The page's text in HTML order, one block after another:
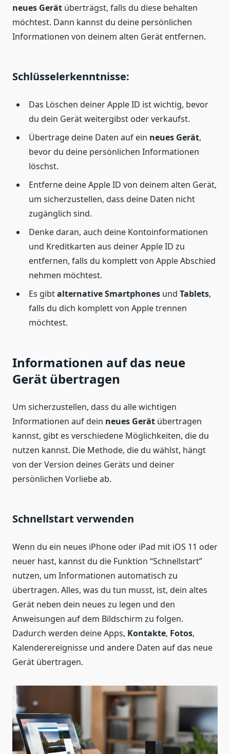
neues Gerät überträgst, falls du diese behalten
möchtest. Dann kannst du deine persönlichen
Informationen von deinem alten Gerät entfernen.
Schlüsselerkenntnisse:
Das Löschen deiner Apple ID ist wichtig, bevor
du dein Gerät weitergibst oder verkaufst.
Übertrage deine Daten auf ein neues Gerät,
bevor du deine persönlichen Informationen
löschst.
Entferne deine Apple ID von deinem alten Gerät,
um sicherzustellen, dass deine Daten nicht
zugänglich sind.
Denke daran, auch deine Kontoinformationen
und Kreditkarten aus deiner Apple ID zu
entfernen, falls du komplett von Apple Abschied
nehmen möchtest.
Es gibtalternative Smartphones und Tablets,
falls du dich komplett von Apple trennen
möchtest.
Informationen auf das neue
Gerät übertragen
Um sicherzustellen, dass du alle wichtigen
Informationen auf dein neues Gerät übertragen
kannst, gibt es verschiedene Möglichkeiten, die du
nutzen kannst. Die Methode, die du wählst, hängt
von der Version deines Geräts und deiner
persönlichen Vorliebe ab.
Schnellstart verwenden
Wenn du ein neues iPhone oder iPad mit iOS 11 oder
neuer hast, kannst du die Funktion “Schnellstart”
nutzen, um Informationen automatisch zu
übertragen. Alles, was du tun musst, ist, dein altes
Gerät neben dein neues zu legen und den
Anweisungen auf dem Bildschirm zu folgen.
Dadurch werden deine Apps, Kontakte, Fotos,
Kalenderereignisse und andere Daten auf das neue
Gerät übertragen.